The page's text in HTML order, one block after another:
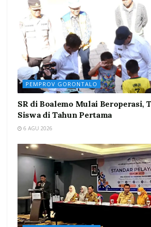
PEMPROV GORONTALO
SR di Boalemo Mulai Beroperasi,
Siswa di Tahun Pertama
6 AGU 2026